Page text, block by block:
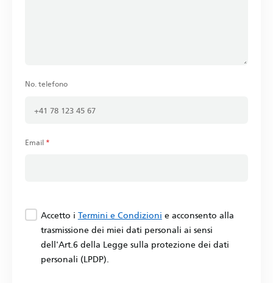
No. telefono
Email *
Accetto i Termini e Condizioni e acconsento alla
trasmissione dei miei dati personali ai sensi
dell'Art.6 della Legge sulla protezione dei dati
personali (LPDP).